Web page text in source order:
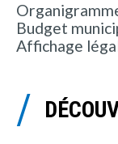
Budget
Affichage